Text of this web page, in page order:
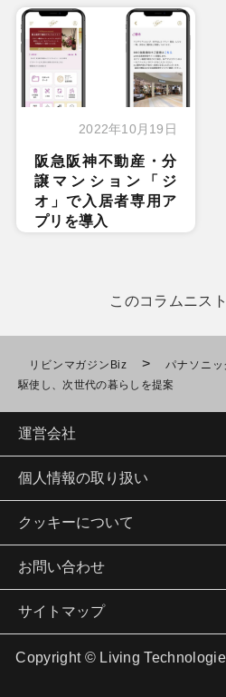
2022年10月19日
阪急阪神不動産・分
譲マンション「ジ
オ」で入居者専用ア
プリを導入
このコラムニス
リビンマガジンBiz >
パナソニ
駆使し、次世代の暮らしを提案
運営会社
個人情報の取り扱い
クッキーについて
お問い合わせ
サイトマップ
Copyright © Living